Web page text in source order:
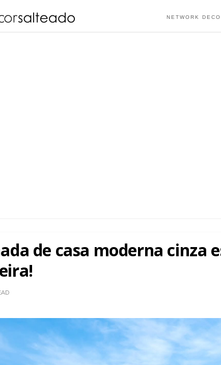
NETWORK
de casa moderna cinza